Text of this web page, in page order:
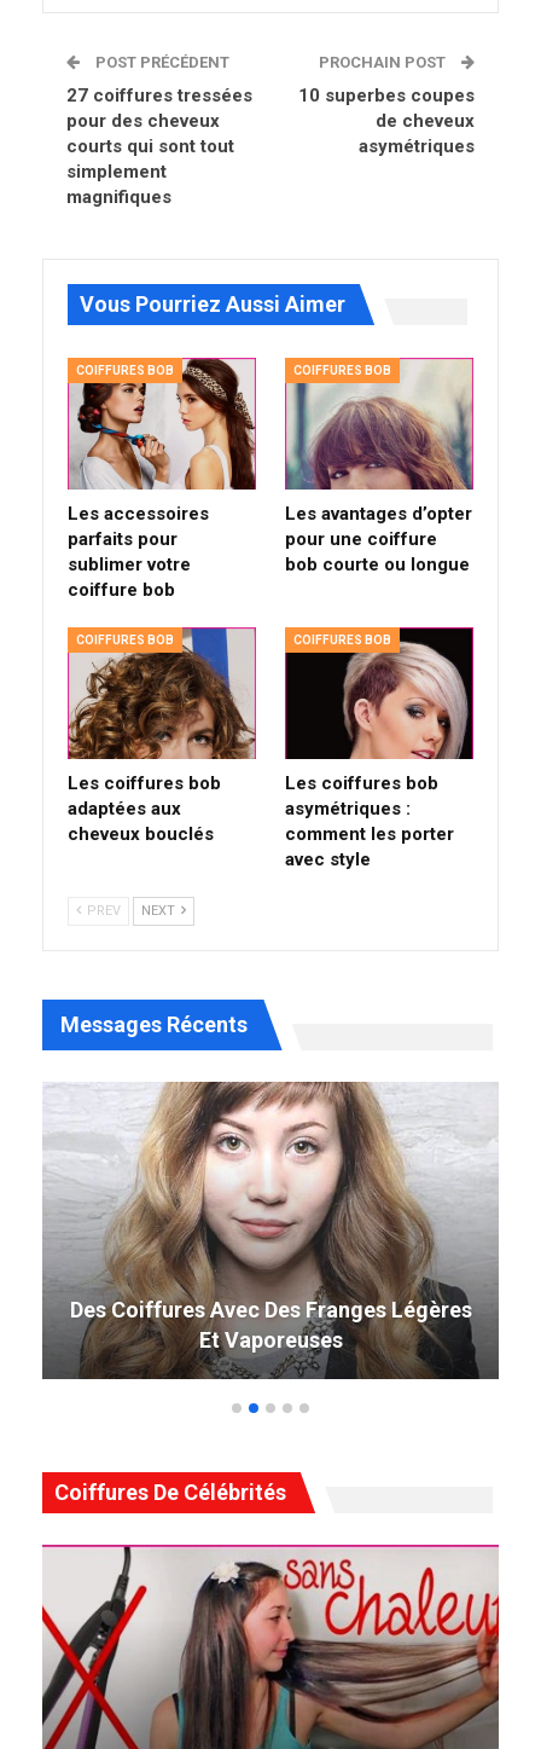
POST PRÉCÉDENT
27 coiffures tressées
pour des cheveux
courts qui sont tout
simplement
magnifiques
PROCHAIN POST
10 superbes coupes
de cheveux
asymétriques
Vous Pourriez Aussi Aimer
COIFFURES BOB
Les accessoires
parfaits pour
sublimer votre
coiffure bob
COIFFURES BOB
Les avantages d’opter
pour une coiffure
bob courte ou longue
COIFFURES BOB
Les coiffures bob
adaptées aux
cheveux bouclés
COIFFURES BOB
Les coiffures bob
asymétriques :
comment les porter
avec style
PREV NEXT
Messages Récents
49 Coiffure Curly Weave Parfaite Qui
Tourne La Tête En 2019
Coiffures De Célébrités